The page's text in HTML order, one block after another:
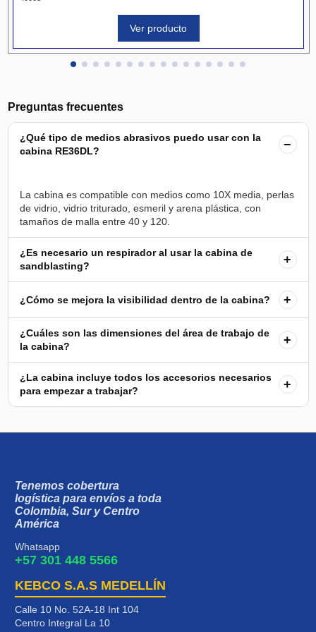
Ver producto
Preguntas frecuentes
¿Qué tipo de medios abrasivos puedo usar con la
cabina RE36DL?
−
La cabina es compatible con medios como 10X media, perlas
de vidrio, vidrio triturado, esmeril y arena plástica, con
¿Es necesario un respirador al usar la cabina de
sandblasting?
+
¿Cómo se mejora la visibilidad dentro de la cabina? +
¿Cuáles son las dimensiones del área de trabajo de
la cabina?
+
¿La cabina incluye todos los accesorios necesarios
para empezar a trabajar?
+
Tenemos cobertura
logística para envíos a toda
Colombia, Sur y Centro
América
Whatsapp
+57 301 448 5566
KEBCO S.A.S MEDELLÍN
Calle 10 No. 52A-18 Int 104
Centro Integral La 10